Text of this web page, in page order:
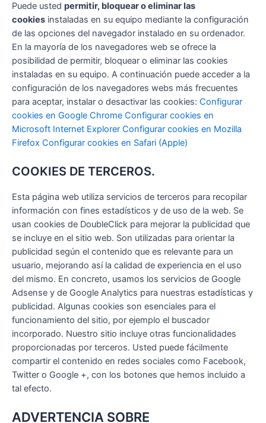
Puede usted permitir, bloquear o eliminar las
cookies instaladas en su equipo mediante la configuración
de las opciones del navegador instalado en su ordenador.
En la mayoría de los navegadores web se ofrece la
posibilidad de permitir, bloquear o eliminar las cookies
instaladas en su equipo. A continuación puede acceder a la
configuración de los navegadores webs más frecuentes
para aceptar, instalar o desactivar las cookies: Configurar
cookies en Google Chrome Configurar cookies en
Microsoft Internet Explorer Configurar cookies en Mozilla
Firefox Configurar cookies en Safari (Apple)
COOKIES DE TERCEROS.
Esta página web utiliza servicios de terceros para recopilar
información con fines estadísticos y de uso de la web. Se
usan cookies de DoubleClick para mejorar la publicidad que
se incluye en el sitio web. Son utilizadas para orientar la
publicidad según el contenido que es relevante para un
usuario, mejorando así la calidad de experiencia en el uso
del mismo. En concreto, usamos los servicios de Google
Adsense y de Google Analytics para nuestras estadísticas y
publicidad. Algunas cookies son esenciales para el
funcionamiento del sitio, por ejemplo el buscador
incorporado. Nuestro sitio incluye otras funcionalidades
proporcionadas por terceros. Usted puede fácilmente
compartir el contenido en redes sociales como Facebook,
Twitter o Google +, con los botones que hemos incluido a
tal efecto.
ADVERTENCIA SOBRE